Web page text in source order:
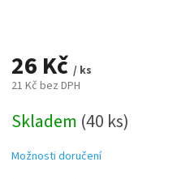
26 Kč / ks
21 Kč bez DPH
cena:
Skladem (40 ks)
Možnosti doručení